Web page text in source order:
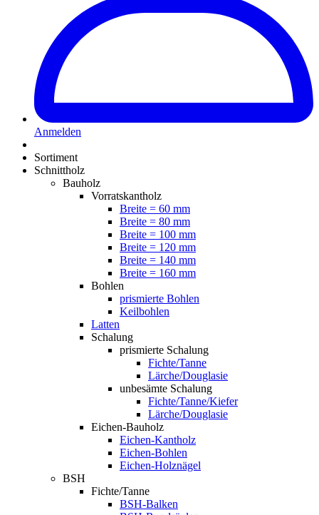
Anmelden
Sortiment
Schnittholz
Bauholz
Vorratskantholz
Breite = 60 mm
Breite = 80 mm
Breite = 100 mm
Breite = 120 mm
Breite = 140 mm
Breite = 160 mm
Bohlen
prismierte Bohlen
Keilbohlen
Latten
Schalung
prismierte Schalung
Fichte/Tanne
Lärche/Douglasie
unbesämte Schalung
Fichte/Tanne/Kiefer
Lärche/Douglasie
Eichen-Bauholz
Eichen-Kantholz
Eichen-Bohlen
Eichen-Holznägel
BSH
Fichte/Tanne
BSH-Balken